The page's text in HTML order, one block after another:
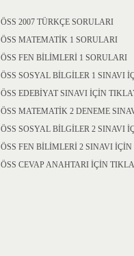
ÖSS 2007 TÜRKÇE SORULARI
ÖSS MATEMATİK 1 SORULARI
ÖSS FEN BİLİMLERİ 1 SORULARI
ÖSS SOSYAL BİLGİLER 1 SINAVI
ÖSS EDEBİYAT SINAVI İÇİN
ÖSS MATEMATİK 2 DENEME
ÖSS SOSYAL BİLGİLER 2 SINAVI
ÖSS FEN BİLİMLERİ 2 SINAVI
ÖSS CEVAP ANAHTARI İÇİN